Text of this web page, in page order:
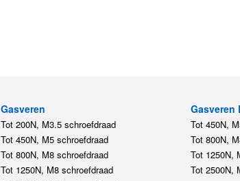
Gasveren
Tot 200N, M3.5 schroefdraad
Tot 450N, M5 schroefdraad
Tot 800N, M8 schroefdraad
Tot 1250N, M8 schroefdraad
Gasveren
Tot 450N,
Tot 800N,
Tot 1250N,
Tot 2500N,